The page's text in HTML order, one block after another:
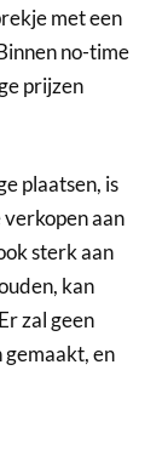
met een
no-time
prijzen
plaatsen, is
aan
sterk aan
kan
zal geen
en